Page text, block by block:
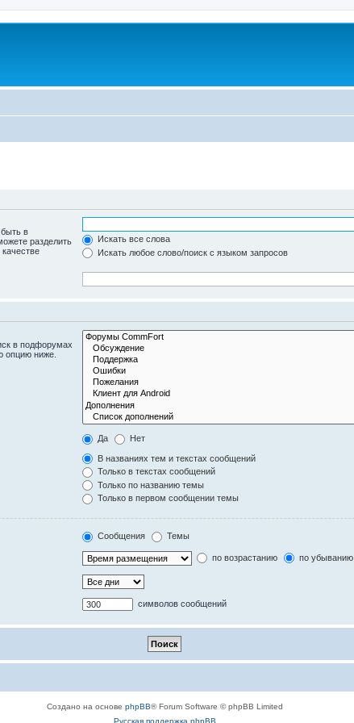
быть в
разделить
качестве
Искать все слова
Искать любое слово/поиск с языком запросов
в подфорумах
опцию ниже.
Да Нет
В названиях тем и текстах сообщений
Только в текстах сообщений
Только по названию темы
Только в первом сообщении темы
Сообщения Темы
по возрастанию по убыванию
символов сообщений
Создано на основе phpBB® Forum Software © phpBB Limited
Русская поддержка phpBB